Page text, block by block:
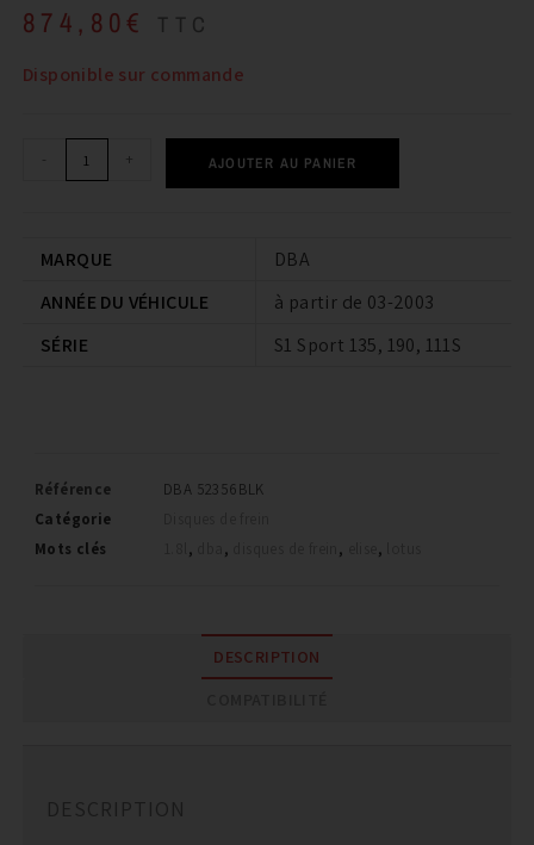
874,80 € TTC
Disponible sur commande
- + AJOUTER AU PANIER
MARQUE
DBA
ANNÉE DU VÉHICULE
à partir de 03-2003
SÉRIE
S1 Sport 135, 190, 111S
Référence
DBA 52356BLK
Catégorie
Mots clés
, , , ,
DESCRIPTION
DESCRIPTION